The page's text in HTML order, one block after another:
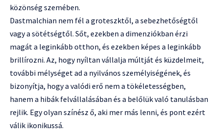
közönség szemében.
Dastmalchian nem fél a groteszktől, a sebezhetőségtől
vagy a sötétségtől. Sőt, ezekben a dimenziókban érzi
magát a leginkább otthon, és ezekben képes a leginkább
brillírozni. Az, hogy nyíltan vállalja múltját és küzdelmeit,
további mélységet ad a nyilvános személyiségének, és
bizonyítja, hogy a valódi erő nem a tökéletességben,
hanem a hibák felvállalásában és a belőlük való tanulásban
rejlik. Egy olyan színész ő, aki mer más lenni, és pont ezért
válik ikonikussá.